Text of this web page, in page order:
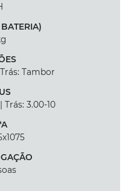
Tambor
Trás: 3.00-10